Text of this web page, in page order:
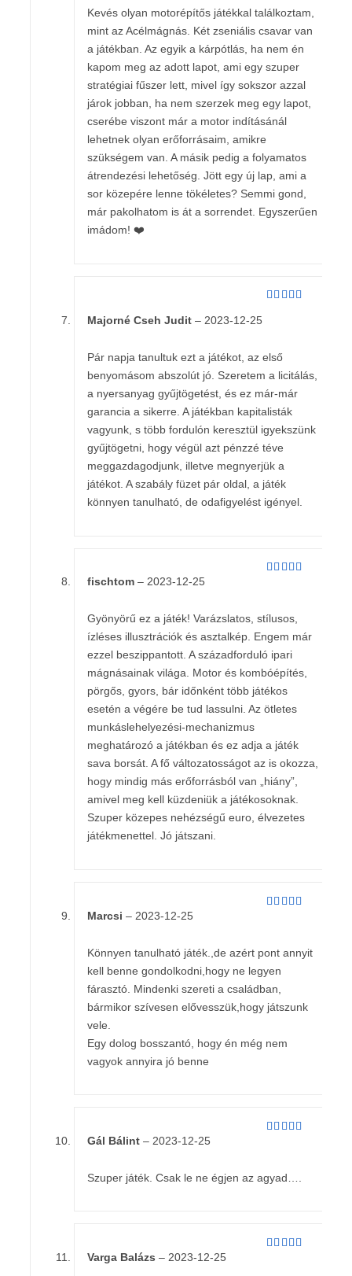
Kevés olyan motorépítős játékkal találkoztam,
mint az Acélmágnás. Két zseniális csavar van
a játékban. Az egyik a kárpótlás, ha nem én
kapom meg az adott lapot, ami egy szuper
stratégiai fűszer lett, mivel így sokszor azzal
járok jobban, ha nem szerzek meg egy lapot,
cserébe viszont már a motor indításánál
lehetnek olyan erőforrásaim, amikre
szükségem van. A másik pedig a folyamatos
átrendezési lehetőség. Jött egy új lap, ami a
sor közepére lenne tökéletes? Semmi gond,
már pakolhatom is át a sorrendet. Egyszerűen
imádom! ❤️
Majorné Cseh Judit– 2023-12-25
Pár napja tanultuk ezt a játékot, az első
benyomásom abszolút jó. Szeretem a licitálás,
a nyersanyag gyűjtögetést, és ez már-már
garancia a sikerre. A játékban kapitalisták
vagyunk, s több fordulón keresztül igyekszünk
gyűjtögetni, hogy végül azt pénzzé téve
meggazdagodjunk, illetve megnyerjük a
játékot. A szabály füzet pár oldal, a játék
könnyen tanulható, de odafigyelést igényel.
fischtom– 2023-12-25
Gyönyörű ez a játék! Varázslatos, stílusos,
ízléses illusztrációk és asztalkép. Engem már
ezzel beszippantott. A századforduló ipari
mágnásainak világa. Motor és kombóépítés,
pörgős, gyors, bár időnként több játékos
esetén a végére be tud lassulni. Az ötletes
munkáslehelyezési-mechanizmus
meghatározó a játékban és ez adja a játék
sava borsát. A fő változatosságot az is okozza,
hogy mindig más erőforrásból van „hiány”,
amivel meg kell küzdeniük a játékosoknak.
Szuper közepes nehézségű euro, élvezetes
játékmenettel. Jó játszani.
Marcsi– 2023-12-25
Könnyen tanulható játék.,de azért pont annyit
kell benne gondolkodni,hogy ne legyen
fárasztó. Mindenki szereti a családban,
bármikor szívesen elővesszük,hogy játszunk
vele.
Egy dolog bosszantó, hogy én még nem
vagyok annyira jó benne
Gál Bálint– 2023-12-25
Szuper játék. Csak le ne égjen az agyad….
Varga Balázs– 2023-12-25